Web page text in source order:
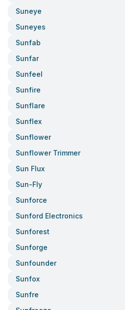
Suneye
Suneyes
Sunfab
Sunfar
Sunfeel
Sunfire
Sunflare
Sunflex
Sunflower
Sunflower Trimmer
Sun Flux
Sun-Fly
Sunforce
Sunford Electronics
Sunforest
Sunforge
Sunfounder
Sunfox
Sunfre